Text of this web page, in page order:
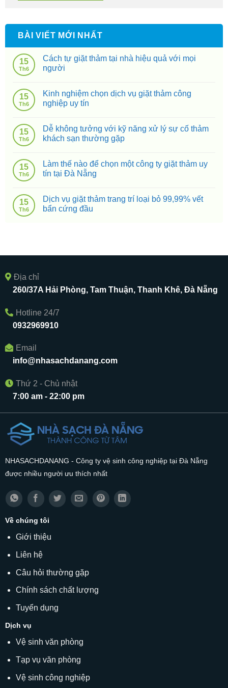
BÀI VIẾT MỚI NHẤT
15
Th6
Cách tự giặt thảm tại nhà hiệu quả với mọi
người
15
Th6
Kinh nghiệm chọn dịch vụ giặt thảm công
nghiệp uy tín
15
Th6
Dễ không tưởng với kỹ năng xử lý sự cố thảm
khách sạn thường gặp
15
Th6
Làm thế nào để chọn một công ty giặt thảm uy
tín tại Đà Nẵng
15
Th6
Dịch vụ giặt thảm trang trí loại bỏ 99,99% vết
bẩn cứng đầu
Địa chỉ
260/37A Hải Phòng, Tam Thuận, Thanh Khê, Đà Nẵng
Hotline 24/7
0932969910
Email
info@nhasachdanang.com
Thứ 2 - Chủ nhật
7:00 am - 22:00 pm
NHASACHDANANG - Công ty vệ sinh công nghiệp tại Đà Nẵng
được nhiều người ưu thích nhất
Về chúng tôi
Giới thiệu
Liên hệ
Câu hỏi thường gặp
Chính sách chất lượng
Tuyển dụng
Dịch vụ
Vệ sinh văn phòng
Tạp vụ văn phòng
Vệ sinh công nghiệp